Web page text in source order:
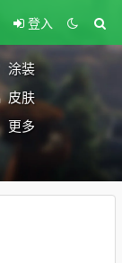
登入
涂装
皮肤
更多